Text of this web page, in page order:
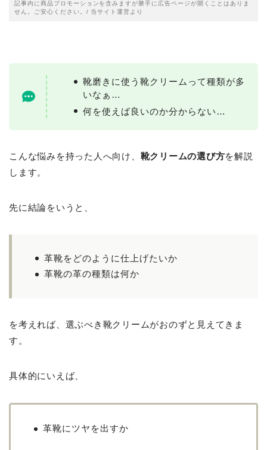
記事内に商品プロモーションを含みますが勝手に広告ページが開くことはありま
せん。ご安心ください。/ 当サイト運営より
靴磨きに使う靴クリームって種類が多
いなぁ…
何を使えば良いのか分からない…
こんな悩みを持った人へ向け、 靴クリームの選び方を解説
します。
先に結論をいうと、
革靴をどのように仕上げたいか
革靴の革の種類は何か
を考えれば、選ぶべき靴クリームがおのずと見えてきま
す。
具体的にいえば、
革靴にツヤを出すか